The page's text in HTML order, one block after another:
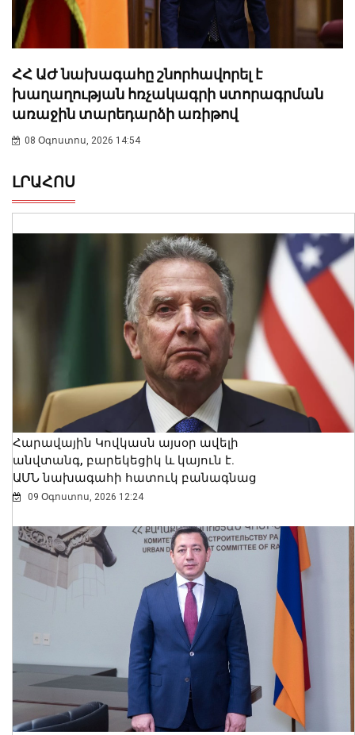
ՀՀ ԱԺ նախագահը շնորհավորել է
խաղաղության հռչակագրի ստորագրման
առաջին տարեդարձի առիթով
08 Օգոստոս, 2026 14:54
ԼՐԱՀՈՍ
Հարավային Կովկասն այսօր ավելի
անվտանգ, բարեկեցիկ և կայուն է.
ԱՄՆ նախագահի հատուկ բանագնաց
09 Օգոստոս, 2026 12:24